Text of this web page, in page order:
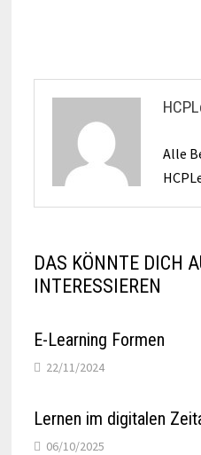
Alle
DAS KÖNNTE DICH
INTERESSIEREN
E-Learning Formen
22/11/2024
Lernen im digitalen
06/10/2025